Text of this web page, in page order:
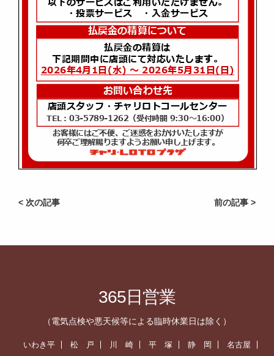
前の記事 >
< 次の記事
365日営業
（電気点検や悪天候等による臨時休業日は除く）
いわき平 松 戸 川 崎 平 塚 静 岡
名古屋